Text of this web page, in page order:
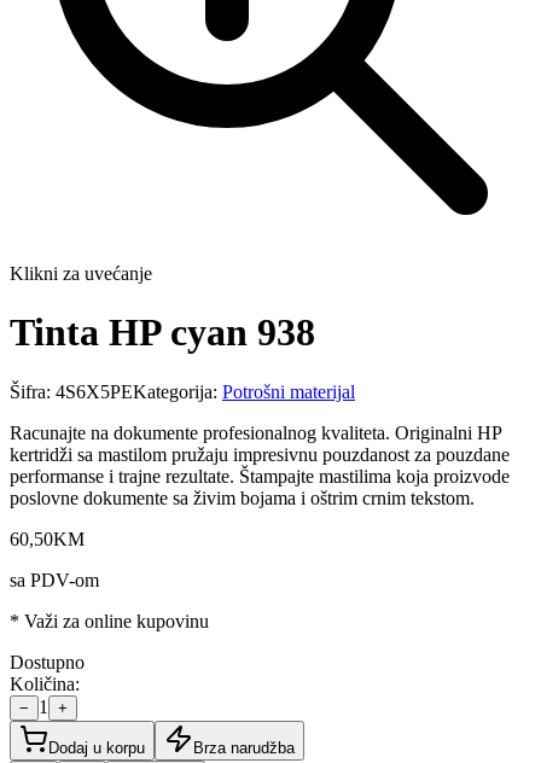
Klikni za uvećanje
Tinta HP cyan 938
Šifra: 4S6X5PEKategorija: Potrošni materijal
Racunajte na dokumente profesionalnog kvaliteta. Originalni HP
kertridži sa mastilom pružaju impresivnu pouzdanost za pouzdane
performanse i trajne rezultate. Štampajte mastilima koja proizvode
poslovne dokumente sa živim bojama i oštrim crnim tekstom.
60,50KM
sa PDV-om
* Važi za online kupovinu
Dostupno
Količina:
− 1 +
Dodaj u korpu Brza narudžba